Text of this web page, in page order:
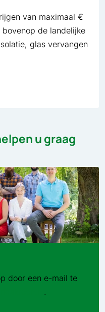
van maximaal €
de landelijke
glas vervangen
u graag
door een e-mail te
.